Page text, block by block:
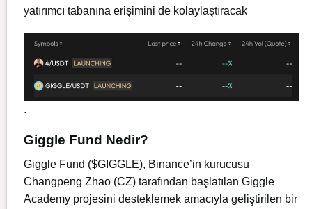
yatırımcı tabanına erişimini de kolaylaştıracak
.
Giggle Fund Nedir?
Giggle Fund ($GIGGLE), Binance’in kurucusu
Changpeng Zhao (CZ) tarafından başlatılan Giggle
Academy projesini desteklemek amacıyla geliştirilen bir